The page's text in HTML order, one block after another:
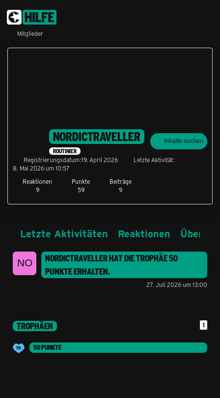
Mitglieder
NORDICTRAVELLER
ROUTINIER
Reaktionen
9
Punkte
59
Beiträge
9
Inhalte suchen
Registrierungsdatum 19. April 2026
Letzte Aktivität
8. Mai 2026 um 10:57
Letzte Aktivitäten Reaktionen Über
NORDICTRAVELLERHAT DIE TROPHÄE50
PUNKTEERHALTEN.
27. Juli 2026 um 13:00
TROPHÄEN 1
50 PUNKTE